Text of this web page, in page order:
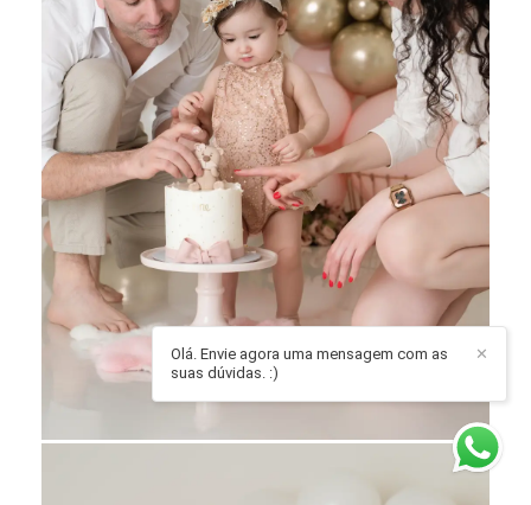
✕
Olá. Envie agora uma mensagem com as
suas dúvidas. :)